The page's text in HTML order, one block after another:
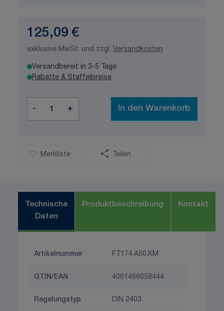
125,09 €
exklusive MwSt. und zzgl. Versandkosten
Versandbereit in 3-5 Tage
Rabatte & Staffelpreise
- + In den Warenkorb
Merkliste Teilen
Technische
Daten
Produktbeschreibung Kontakt
Artikelnummer FT174.A50.KM
GTIN/EAN 4061466058444
Regelungstyp DIN 2403